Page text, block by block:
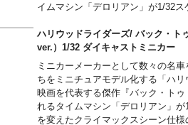
イムマシン「デロリアン」が1/32ス
ハリウッドライダーズ/ バック・ト
ver.）1/32 ダイキャストミニカー
ミニカーメーカーとして数々の名
ちをミニチュアモデル化する「ハ
映画を代表する傑作『バック・ト
れるタイムマシン「デロリアン」
を変えたクライマックスシーン仕様